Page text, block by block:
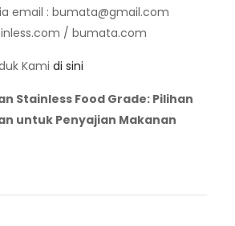
email : bumata@gmail.com
/ bumata.com
Kami di sini
Stainless Food Grade: Pilihan
untuk Penyajian Makanan